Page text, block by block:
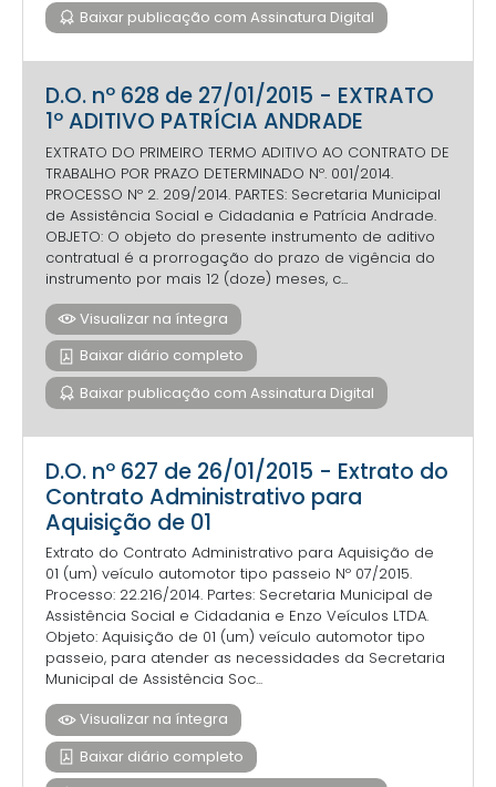
Baixar publicação com Assinatura Digital
D.O. nº 628 de 27/01/2015 - EXTRATO
1º ADITIVO PATRÍCIA ANDRADE
EXTRATO DO PRIMEIRO TERMO ADITIVO AO CONTRATO DE
TRABALHO POR PRAZO DETERMINADO Nº. 001/2014.
PROCESSO Nº 2. 209/2014. PARTES: Secretaria Municipal
de Assistência Social e Cidadania e Patrícia Andrade.
OBJETO: O objeto do presente instrumento de aditivo
contratual é a prorrogação do prazo de vigência do
instrumento por mais 12 (doze) meses, c...
Visualizar na íntegra
Baixar diário completo
Baixar publicação com Assinatura Digital
D.O. nº 627 de 26/01/2015 - Extrato do
Contrato Administrativo para
Aquisição de 01
Extrato do Contrato Administrativo para Aquisição de
01 (um) veículo automotor tipo passeio Nº 07/2015.
Processo: 22.216/2014. Partes: Secretaria Municipal de
Assistência Social e Cidadania e Enzo Veículos LTDA.
Objeto: Aquisição de 01 (um) veículo automotor tipo
passeio, para atender as necessidades da Secretaria
Municipal de Assistência Soc...
Visualizar na íntegra
Baixar diário completo